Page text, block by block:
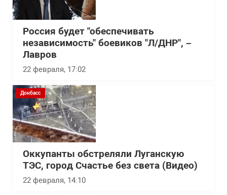
Россия будет "обеспечивать
независимость" боевиков "Л/ДНР", –
Лавров
22 февраля, 17:02
Донбасс
Оккупанты обстреляли Луганскую
ТЭС, город Счастье без света (Видео)
22 февраля, 14:10